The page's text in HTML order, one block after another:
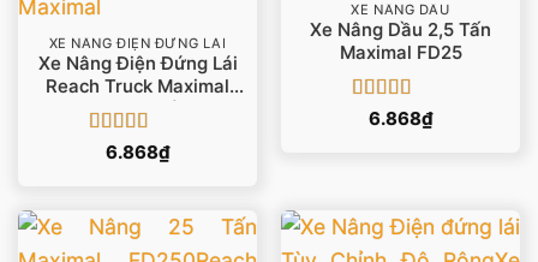
XE NÂNG ĐIỆN ĐỨNG LÁI
Xe Nâng Điện Đứng Lái
Reach Truck Maximal
1,6-3,5 Tấn
Được xếp
5 sao
6.868₫
XE NÂNG DẦU
Xe Nâng Dầu 2,5 Tấn
Maximal FD25
Được xếp
5 sao
6.868₫